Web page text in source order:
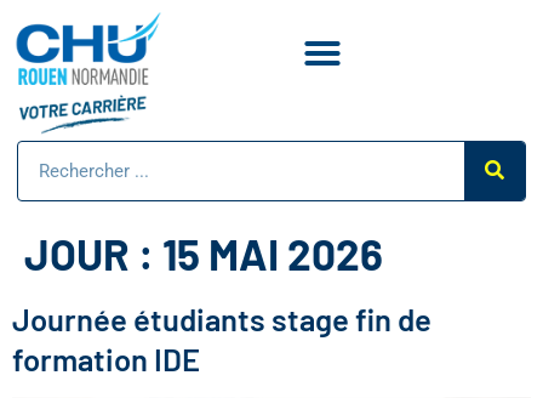
JOUR : 15 MAI 2026
Journée étudiants stage fin de
formation IDE